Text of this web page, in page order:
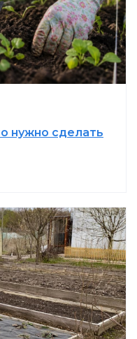
нужно сделать